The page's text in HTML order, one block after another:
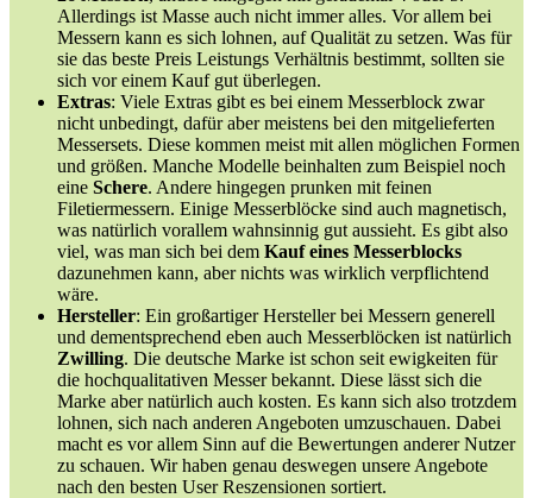
Allerdings ist Masse auch nicht immer alles. Vor allem bei
Messern kann es sich lohnen, auf Qualität zu setzen. Was für
sie das beste Preis Leistungs Verhältnis bestimmt, sollten sie
sich vor einem Kauf gut überlegen.
Extras: Viele Extras gibt es bei einem Messerblock zwar
nicht unbedingt, dafür aber meistens bei den mitgelieferten
Messersets. Diese kommen meist mit allen möglichen Formen
und größen. Manche Modelle beinhalten zum Beispiel noch
eine Schere. Andere hingegen prunken mit feinen
Filetiermessern. Einige Messerblöcke sind auch magnetisch,
was natürlich vorallem wahnsinnig gut aussieht. Es gibt also
viel, was man sich bei dem Kauf eines Messerblocks
dazunehmen kann, aber nichts was wirklich verpflichtend
wäre.
Hersteller: Ein großartiger Hersteller bei Messern generell
und dementsprechend eben auch Messerblöcken ist natürlich
Zwilling. Die deutsche Marke ist schon seit ewigkeiten für
die hochqualitativen Messer bekannt. Diese lässt sich die
Marke aber natürlich auch kosten. Es kann sich also trotzdem
lohnen, sich nach anderen Angeboten umzuschauen. Dabei
macht es vor allem Sinn auf die Bewertungen anderer Nutzer
zu schauen. Wir haben genau deswegen unsere Angebote
nach den besten User Reszensionen sortiert.